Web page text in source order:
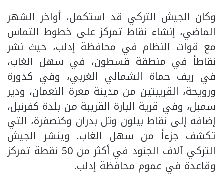
وكان الجيش التركي قد استكمل، أواخر الشهر
الماضي، إنشاء نقاط تمركز على خطوط التماس
مع قوات النظام في محافظة إدلب، حيث نشر
نقاطاً في منطقة قسطون، في سهل الغاب،
في ريف حماة الشمالي الغربي، وفي كدورة
ورويحة، القريبتين من مدينة معرة النعمان، ودير
سمبل، وفي قرية البارة القريبة من بلدة كفرنبل،
إضافة إلى نقاط بيلون وتل بدران وكنصفرة، التي
تكشف جزءاً من سهل الغاب. وينشر الجيش
التركي آلاف الجنود في أكثر من 50 نقطة تمركز
وقاعدة في عموم محافظة إدلب.